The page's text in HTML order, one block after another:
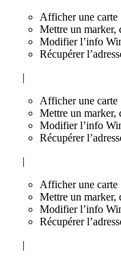
Afficher une carte
Mettre un marker,
Modifier l’info
Récupérer
|
Afficher une carte
Mettre un marker,
Modifier l’info
Récupérer
|
Afficher une carte
Mettre un marker,
Modifier l’info
Récupérer
|